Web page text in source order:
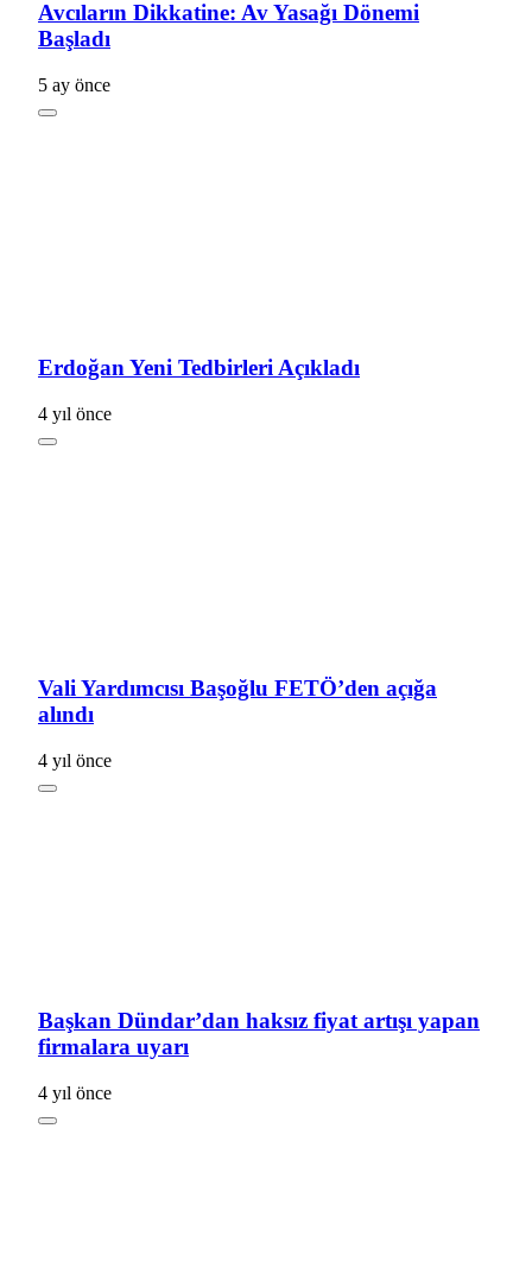
Avcıların Dikkatine: Av Yasağı Dönemi
Başladı
5 ay önce
Erdoğan Yeni Tedbirleri Açıkladı
4 yıl önce
Vali Yardımcısı Başoğlu FETÖ’den açığa
alındı
4 yıl önce
Başkan Dündar’dan haksız fiyat artışı yapan
firmalara uyarı
4 yıl önce